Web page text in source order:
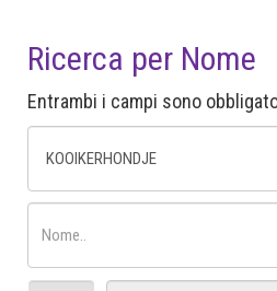
Ricerca per Nome
Entrambi i campi sono